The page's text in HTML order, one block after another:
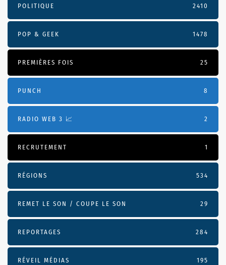
POLITIQUE 2410
POP & GEEK 1478
PREMIÈRES FOIS 25
PUNCH 8
RADIO WEB 3 📈 2
RECRUTEMENT 1
RÉGIONS 534
REMET LE SON / COUPE LE SON 29
REPORTAGES 284
RÉVEIL MÉDIAS 195